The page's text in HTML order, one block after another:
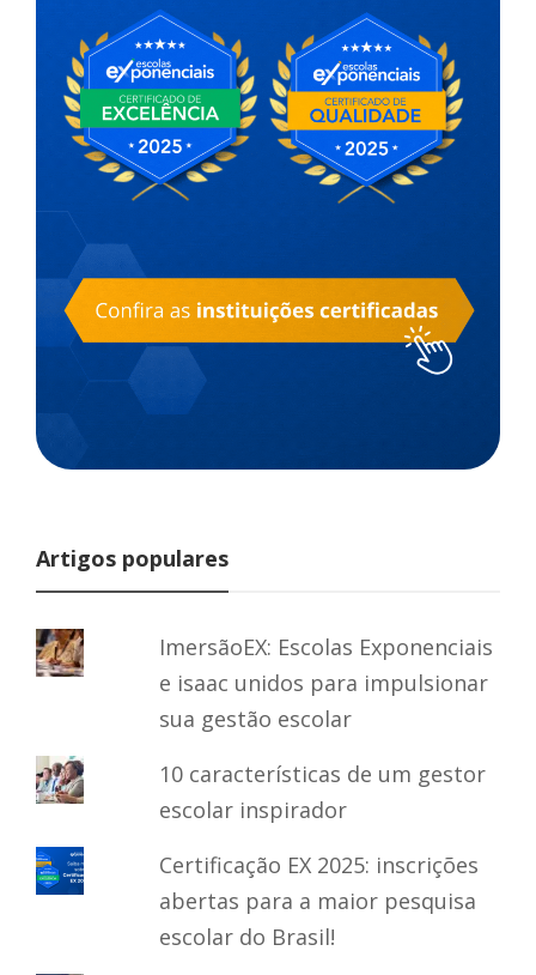
Artigos populares
ImersãoEX: Escolas Exponenciais
e isaac unidos para impulsionar
sua gestão escolar
10 características de um gestor
escolar inspirador
Certificação EX 2025: inscrições
abertas para a maior pesquisa
escolar do Brasil!